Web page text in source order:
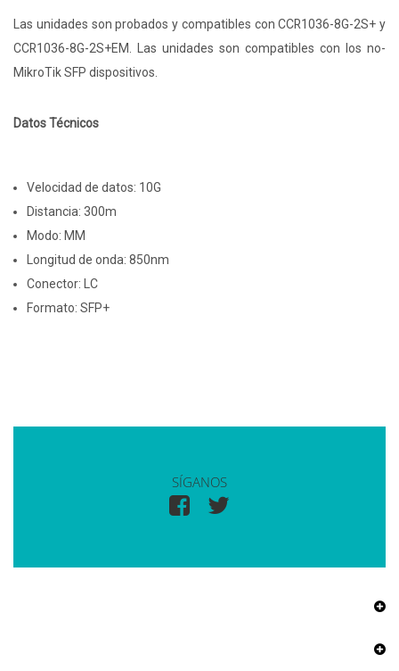
Las unidades son probados y compatibles con CCR1036-8G-2S+ y
CCR1036-8G-2S+EM. Las unidades son compatibles con los no-
MikroTik SFP dispositivos.
Datos Técnicos
Velocidad de datos: 10G
Distancia: 300m
Modo: MM
Longitud de onda: 850nm
Conector: LC
Formato: SFP+
SÍGANOS